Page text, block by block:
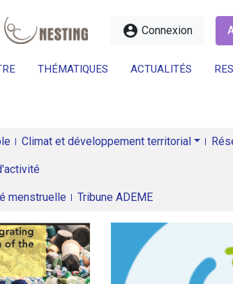
account_circle Connexion
THÉMATIQUES ACTUALITÉS
Climat et développement territorial
menstruelle Tribune ADEME